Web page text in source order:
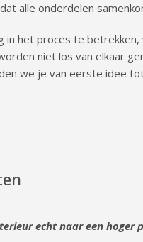
alle onderdelen
in het proces te
niet los van elkaar
we je van eerste idee
echt naar een